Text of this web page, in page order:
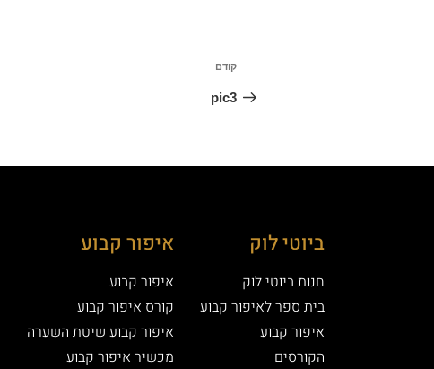
קודם
pic3
ביוטי לוק
חנות ביוטי לוק
בית ספר לאיפור קבוע
איפור קבוע
הקורסים
איפור קבוע
איפור קבוע
קורס איפור קבוע
איפור קבוע שיטת השערה
מכשיר איפור קבוע